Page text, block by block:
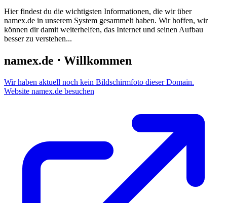
Hier findest du die wichtigsten Informationen, die wir über
namex.de in unserem System gesammelt haben. Wir hoffen, wir
können dir damit weiterhelfen, das Internet und seinen Aufbau
besser zu verstehen...
namex.de ⋅ Willkommen
Wir haben aktuell noch kein Bildschirmfoto dieser Domain.
Website namex.de besuchen